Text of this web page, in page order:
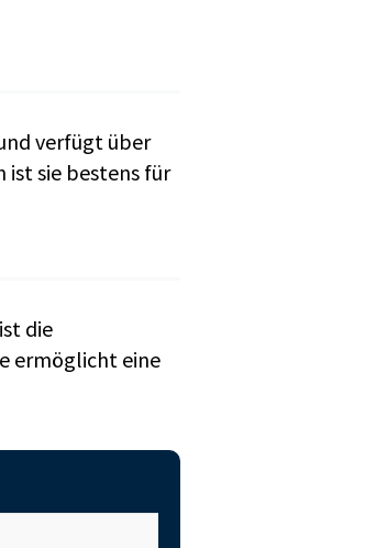
verfügt über
ist sie bestens für
die
ermöglicht eine